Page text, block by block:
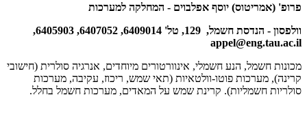
פרופ' (אמריטוס) יוסף אפלבוים - המחלקה למערכות
וולפסון - הנדסת חשמל, 129, טל' 6409014, 6407052, 6405903,
appel@eng.tau.ac.il
מכונות חשמל, הנע חשמלי, אינוורטורים מיוחדים, אנרגיה סולרית (חישובי
קרינה), מערכות פוטו-וולטאיות (תאי שמש, ריכוז, עקיבה, מערכות
סולריות חשמליות). קרינת שמש על המאדים, מערכות חשמל בחלל.